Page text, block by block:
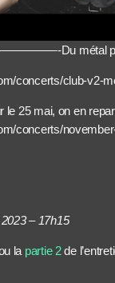
—————-Du métal
concerts/club-v2-
le 25 mai, on en
concerts/
– 17h15
la partie 2de